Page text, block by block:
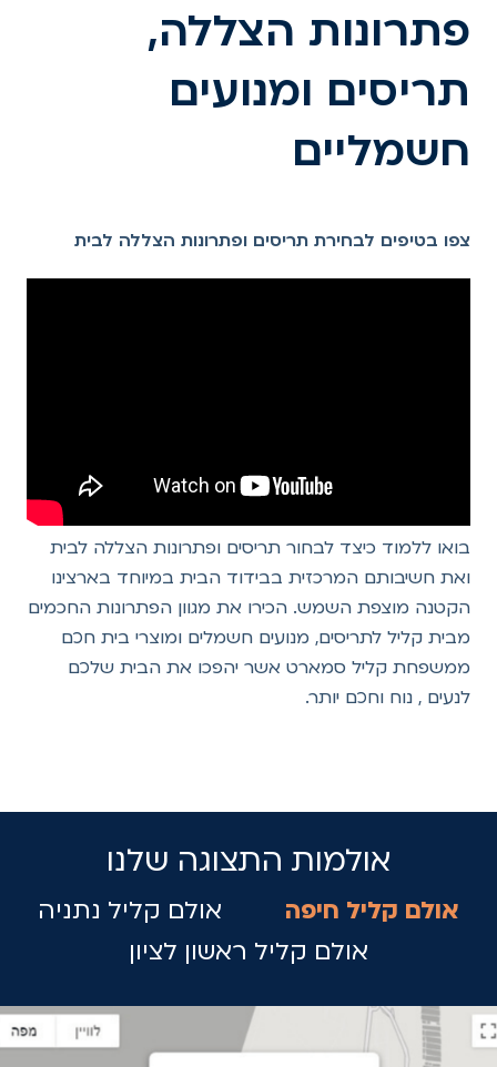
פתרונות הצללה,
תריסים ומנועים
חשמליים
צפו בטיפים לבחירת תריסים ופתרונות הצללה לבית
בואו ללמוד כיצד לבחור תריסים ופתרונות הצללה לבית
ואת חשיבותם המרכזית בבידוד הבית במיוחד בארצינו
הקטנה מוצפת השמש. הכירו את מגוון הפתרונות החכמים
מבית קליל לתריסים, מנועים חשמלים ומוצרי בית חכם
ממשפחת קליל סמארט אשר יהפכו את הבית שלכם
לנעים , נוח וחכם יותר.
אולמות התצוגה שלנו
אולם קליל חיפה
אולם קליל נתניה
אולם קליל ראשון לציון